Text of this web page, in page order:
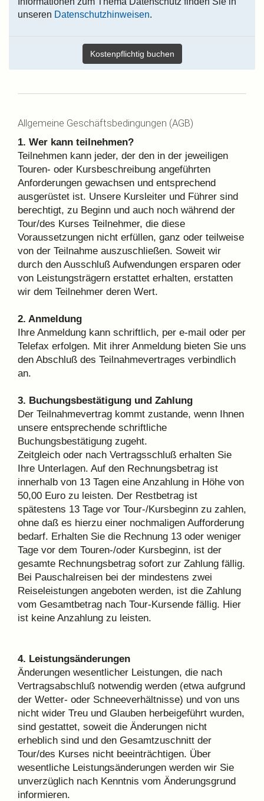
unseren Datenschutzhinweisen.
Allgemeine Geschäftsbedingungen (AGB)
1. Wer kann teilnehmen?
Teilnehmen kann jeder, der den in der jeweiligen
Touren- oder Kursbeschreibung angeführten
Anforderungen gewachsen und entsprechend
ausgerüstet ist. Unsere Kursleiter und Führer sind
berechtigt, zu Beginn und auch noch während der
Tour/des Kurses Teilnehmer, die diese
Voraussetzungen nicht erfüllen, ganz oder teilweise
von der Teilnahme auszuschließen. Soweit wir
durch den Ausschluß Aufwendungen ersparen oder
von Leistungsträgern erstattet erhalten, erstatten
wir dem Teilnehmer deren Wert.
2. Anmeldung
Ihre Anmeldung kann schriftlich, per e-mail oder per
Telefax erfolgen. Mit ihrer Anmeldung bieten Sie uns
den Abschluß des Teilnahmevertrages verbindlich
an.
3. Buchungsbestätigung und Zahlung
Der Teilnahmevertrag kommt zustande, wenn Ihnen
unsere entsprechende schriftliche
Buchungsbestätigung zugeht.
Zeitgleich oder nach Vertragsschluß erhalten Sie
Ihre Unterlagen. Auf den Rechnungsbetrag ist
innerhalb von 13 Tagen eine Anzahlung in Höhe von
50,00 Euro zu leisten. Der Restbetrag ist
spätestens 13 Tage vor Tour-/Kursbeginn zu zahlen,
ohne daß es hierzu einer nochmaligen Aufforderung
bedarf. Erhalten Sie die Rechnung 13 oder weniger
Tage vor dem Touren-/oder Kursbeginn, ist der
gesamte Rechnungsbetrag sofort zur Zahlung fällig.
Bei Pauschalreisen bei der mindestens zwei
Reiseleistungen angeboten werden, ist die Zahlung
vom Gesamtbetrag nach Tour-Kursende fällig. Hier
ist keine Anzahlung zu leisten.
4. Leistungsänderungen
Änderungen wesentlicher Leistungen, die nach
Vertragsabschluß notwendig werden (etwa aufgrund
der Wetter- oder Schneeverhältnisse) und von uns
nicht wider Treu und Glauben herbeigeführt wurden,
sind gestattet, soweit die Änderungen nicht
erheblich sind und den Gesamtzuschnitt der
Tour/des Kurses nicht beeinträchtigen. Über
wesentliche Leistungsänderungen werden wir Sie
unverzüglich nach Kenntnis vom Änderungsgrund
informieren.